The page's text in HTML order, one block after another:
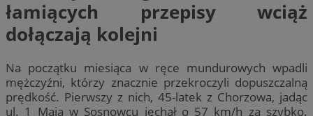
łamiących przepisy wciąż
dołączają kolejni
Na początku miesiąca w ręce mundurowych wpadli
mężczyźni, którzy znacznie przekroczyli dopuszczalną
prędkość. Pierwszy z nich, 45-latek z Chorzowa, jadąc
ul. 1 Maja w Sosnowcu jechał o 57 km/h za szybko.